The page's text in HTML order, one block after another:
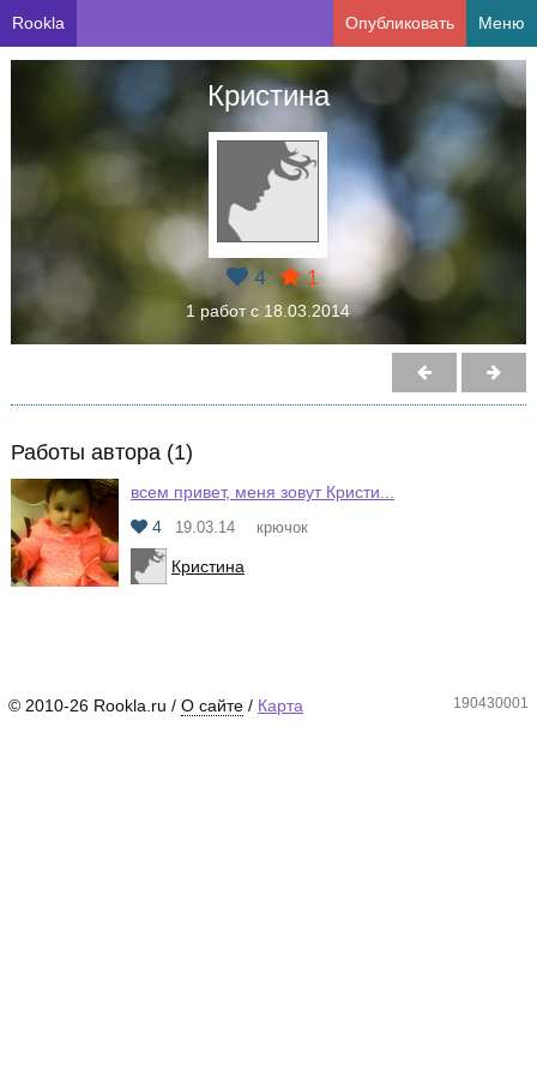
Rookla Опубликовать Меню
Кристина
4 1
1 работ с 18.03.2014
Работы автора (1)
всем привет, меня зовут Кристи...
4
19.03.14 крючок
Кристина
© 2010-26 Rookla.ru / О сайте / Карта 190430001